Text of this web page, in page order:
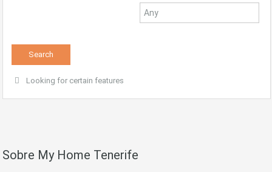
Looking for certain features
Sobre My Home Tenerife